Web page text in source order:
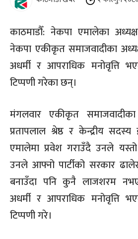
काठमाडौँ: नेकपा एमालेका
नेकपा एकीकृत समाजवादीका
अधर्मी र आपराधिक मनोवृत्ति
टिप्पणी गरेका छन्।
मंगलवार एकीकृत
प्रतापलाल श्रेष्ठ र केन्द्रीय सदस्य
एमालेमा प्रवेश गराउँदै उनले
उनले आफ्नो पार्टीको सरकार
बनाउँदा पनि कुनै लाजशरम
अधर्मी र आपराधिक मनोवृत्ति
टिप्पणी गरे।